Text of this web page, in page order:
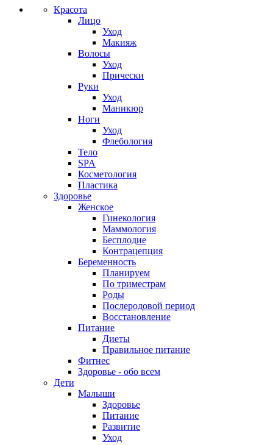
Красота
Лицо
Уход
Макияж
Волосы
Уход
Прически
Руки
Уход
Маникюр
Ноги
Уход
Флебология
Тело
SPA
Косметология
Пластика
Здоровье
Женское
Гинекология
Маммология
Бесплодие
Контрацепция
Беременность
Планируем
По триместрам
Роды
Послеродовой период
Восстановление
Питание
Диеты
Правильное питание
Фитнес
Здоровье - обо всем
Дети
Малыши
Здоровье
Питание
Развитие
Уход